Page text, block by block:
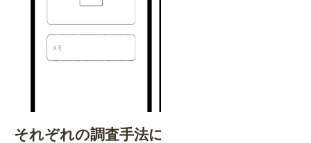
それぞれの調査手法に適した操作画面